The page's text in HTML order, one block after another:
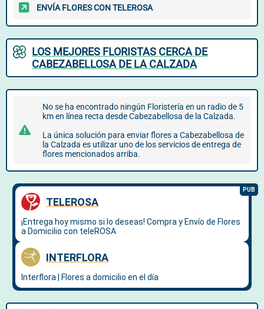
ENVÍA FLORES CON TELEROSA
LOS MEJORES FLORISTAS CERCA DE
CABEZABELLOSA DE LA CALZADA
No se ha encontrado ningún Floristería en un radio de 5
km en línea recta desde Cabezabellosa de la Calzada.
La única solución para enviar flores a Cabezabellosa de
la Calzada es utilizar uno de los servicios de entrega de
flores mencionados arriba.